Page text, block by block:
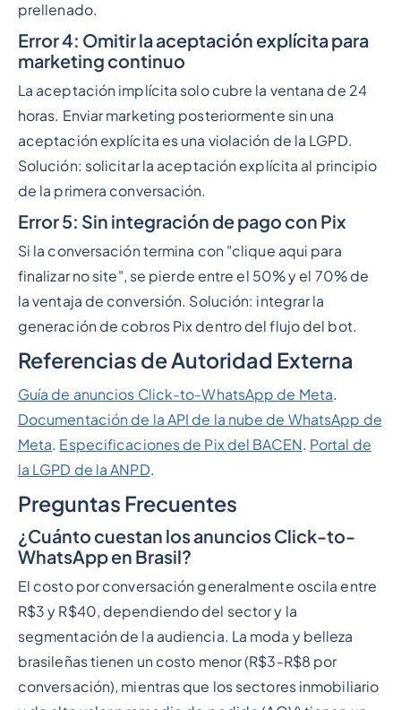
prellenado.
Error 4: Omitir la aceptación explícita para
marketing continuo
La aceptación implícita solo cubre la ventana de 24
horas. Enviar marketing posteriormente sin una
aceptación explícita es una violación de la LGPD.
Solución: solicitar la aceptación explícita al principio
de la primera conversación.
Error 5: Sin integración de pago con Pix
Si la conversación termina con "clique aqui para
finalizar no site", se pierde entre el 50% y el 70% de
la ventaja de conversión. Solución: integrar la
generación de cobros Pix dentro del flujo del bot.
Referencias de Autoridad Externa
Guía de anuncios Click-to-WhatsApp de Meta.
Documentación de la API de la nube de WhatsApp de
Meta. Especificaciones de Pix del BACEN. Portal de
la LGPD de la ANPD.
Preguntas Frecuentes
¿Cuánto cuestan los anuncios Click-to-
WhatsApp en Brasil?
El costo por conversación generalmente oscila entre
R$3 y R$40, dependiendo del sector y la
segmentación de la audiencia. La moda y belleza
brasileñas tienen un costo menor (R$3-R$8 por
conversación), mientras que los sectores inmobiliario